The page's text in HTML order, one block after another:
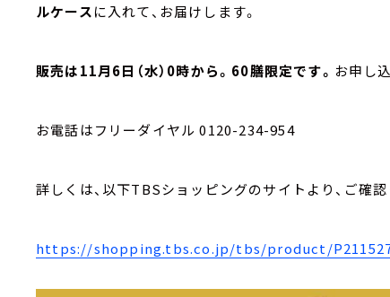
ルケースに入れて、お届けします。
販売は11月6日（水）0時から。60膳限定です。 お申し
お電話はフリーダイヤル 0120-234-954
詳しくは、以下TBSショッピングのサイトより、ご確認
https://shopping.tbs.co.jp/tbs/product/